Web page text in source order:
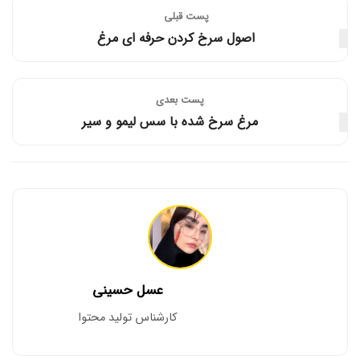
پست قبلی
اصول سرخ کردن حرفه ای مرغ
پست‌ بعدی
مرغ سرخ شده با سس لیمو و سیر
عسل حسینی
کارشناس تولید محتوا